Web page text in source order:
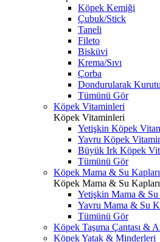
Köpek Kemiği
Çubuk/Stick
Taneli
Fileto
Bisküvi
Krema/Sıvı
Çorba
Dondurularak
Tümünü Gör
Köpek Vitaminleri
Köpek Vitaminleri
Yetişkin Köpek
Yavru Köpek
Büyük Irk Köpek
Tümünü Gör
Köpek Mama & Su Kapları
Köpek Mama & Su Kapları
Yetişkin Mama & Su
Yavru Mama & Su
Tümünü Gör
Köpek Taşıma Çantası &
Köpek Yatak & Minderleri